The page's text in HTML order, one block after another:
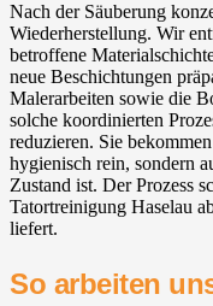
Nach der Säuberung
Wiederherstellung. Wir
betroffene
neue Beschichtungen
Malerarbeiten sowie die
solche koordinierten
reduzieren. Sie
hygienisch rein, sondern
Zustand ist. Der Prozess
Tatortreinigung Haselau
liefert.
So arbeiten